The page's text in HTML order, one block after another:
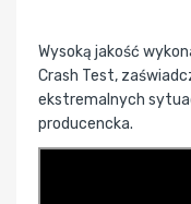
Wysoką jakość
Crash Test,
ekstremalnych
producencka.